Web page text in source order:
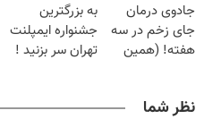
میلیون تومان!!!
جادوی درمان
جای زخم در سه
هفته! (همین
به بزرگترین
جشنواره ایمپلنت
تهران سر بزنید !
نظر شما